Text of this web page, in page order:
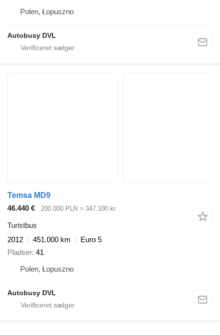
Polen, Łopuszno
Autobusy DVL
Temsa MD9
46.440 €
200.000 PLN ≈ 347.100 kr.
Turistbus
2012
451.000 km
Euro 5
Pladser 41
Polen, Łopuszno
Autobusy DVL